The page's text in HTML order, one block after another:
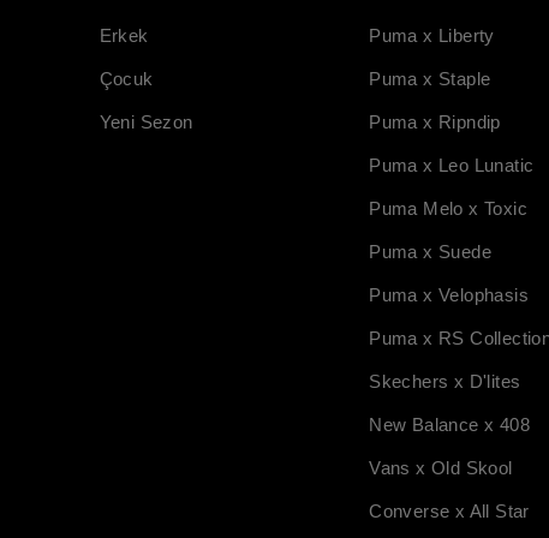
Erkek
Çocuk
Yeni Sezon
Puma x Liberty
Puma x Staple
Puma x Ripndip
Puma x Leo Lunatic
Puma Melo x Toxic
Puma x Suede
Puma x Velophasis
Puma x RS
Skechers x D'lites
New Balance x 408
Vans x Old Skool
Converse x All Star